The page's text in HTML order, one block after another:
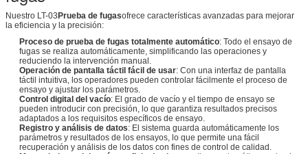
Nuestro LT-03Prueba de fugasofrece características avanzadas para mejorar
la eficiencia y la precisión:
Proceso de prueba de fugas totalmente automático: Todo el ensayo de
fugas se realiza automáticamente, simplificando las operaciones y
reduciendo la intervención manual.
Operación de pantalla táctil fácil de usar: Con una interfaz de pantalla
táctil intuitiva, los operadores pueden controlar fácilmente el proceso de
ensayo y ajustar los parámetros.
Control digital del vacío: El grado de vacío y el tiempo de ensayo se
pueden introducir con precisión, lo que garantiza resultados precisos
adaptados a los requisitos específicos de ensayo.
Registro y análisis de datos: El sistema guarda automáticamente los
parámetros y resultados de los ensayos, lo que permite una fácil
recuperación y análisis de los datos con fines de control de calidad.